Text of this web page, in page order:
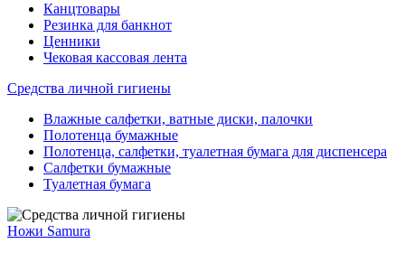
Канцтовары
Резинка для банкнот
Ценники
Чековая кассовая лента
Средства личной гигиены
Влажные салфетки, ватные диски, палочки
Полотенца бумажные
Полотенца, салфетки, туалетная бумага для диспенсера
Салфетки бумажные
Туалетная бумага
Ножи Samura